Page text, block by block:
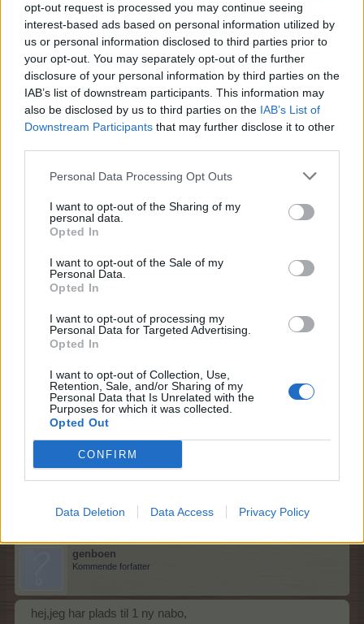
opt-out request is processed you may continue seeing
interest-based ads based on personal information utilized by
us or personal information disclosed to third parties prior to
your opt-out. You may separately opt-out of the further
disclosure of your personal information by third parties on the
IAB’s list of downstream participants. This information may
also be disclosed by us to third parties on the IAB’s List of
Downstream Participants that may further disclose it to other
Personal Data Processing Opt Outs
I want to opt-out of the Sharing of my
personal data.
Opted In
I want to opt-out of the Sale of my
Personal Data.
Opted In
I want to opt-out of processing my
Personal Data for Targeted Advertising.
Opted In
I want to opt-out of Collection, Use,
Retention, Sale, and/or Sharing of my
Personal Data that Is Unrelated with the
Purposes for which it was collected.
Opted Out
CONFIRM
Data Deletion Data Access Privacy Policy
Hvis du underskriver din nabosøgning med dit
brugernavn,
skrevet som det står i bunden af din skærm
er det nemmere at finde dig
Der måikkepostes indlæg med nabo og venner/
buddies søgning
andre steder på forum end i Månedens
nabosøgningstråd.
Når naboerne er flyttet ind, er det en god ide,
at give en melding her i tråden,
så andre undgår at søge forgæves.
Vi ønsker alle held og lykke med søgningen.
2 Januar 2025
spillemus57
Forumnoob
Søger nye gode naboer
genboen
Kommende forfatter
hej,jeg har plads til 1 ny nabo,